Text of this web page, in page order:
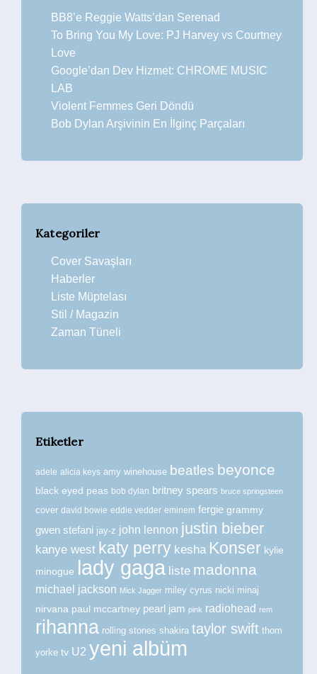
BB8’e Reggie Watts’dan Serenad
To Bring You My Love: PJ Harvey vs Courtney
Love
Google’dan Dev Hizmet: CHROME MUSIC
LAB
Violent Femmes Geri Döndü
Bob Dylan Arşivinin En İlginç Parçaları
Kategoriler
Cover Savaşları
Haberler
Liste Müptelası
Stil / Magazin
Zaman Tüneli
Etiketler
adele alicia keys amy winehouse beatles beyonce
black eyed peas bob dylan britney spears bruce springsteen
cover david bowie eddie vedder eminem fergie grammy
gwen stefani jay-z john lennon justin bieber
kanye west katy perry kesha Konser kylie
minogue lady gaga liste madonna
michael jackson Mick Jagger miley cyrus nicki minaj
nirvana paul mccartney pearl jam pink radiohead rem
rihanna rolling stones shakira taylor swift thom
yorke tv U2 yeni albüm